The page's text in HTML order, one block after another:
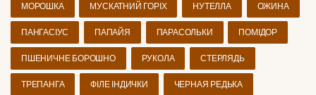
МОРОШКА МУСКАТНИЙ ГОРІХ НУТЕЛЛА ОЖИНА
ПАНГАСІУС ПАПАЙЯ ПАРАСОЛЬКИ ПОМІДОР
ПШЕНИЧНЕ БОРОШНО РУКОЛА СТЕРЛЯДЬ
ТРЕПАНГА ФІЛЕ ІНДИЧКИ ЧЕРНАЯ РЕДЬКА